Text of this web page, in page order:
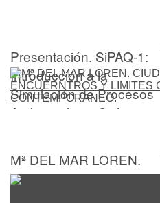
Presentación. SiPAQ-1:
Introducción a la
Simulación de Procesos
Ambientales y Químicos
Mª DEL MAR LOREN.
CIUDAD COMO